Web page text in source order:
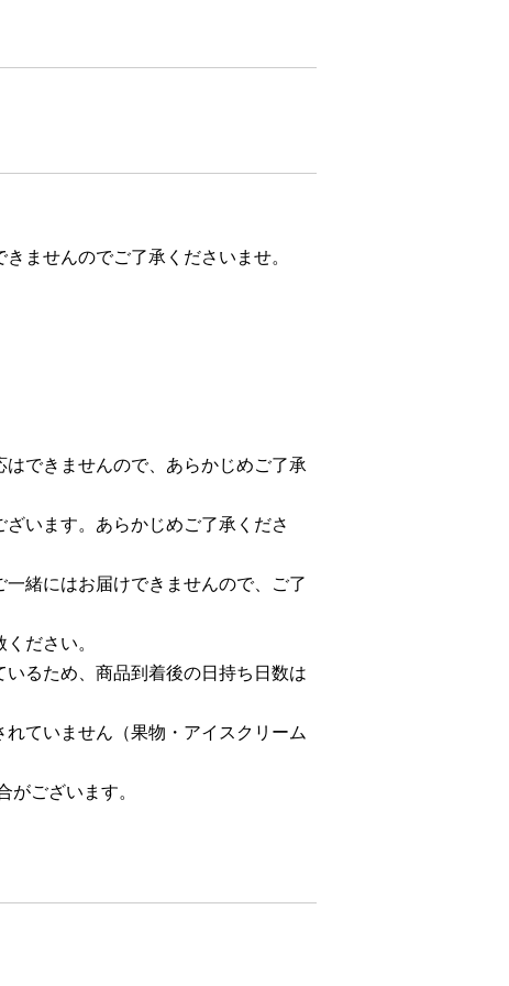
ませんのでご了承くださいませ。
できませんので、あらかじめご了承
います。あらかじめご了承くださ
緒にはお届けできませんので、ご了
ださい。
るため、商品到着後の日持ち日数は
ていません（果物・アイスクリーム
ございます。